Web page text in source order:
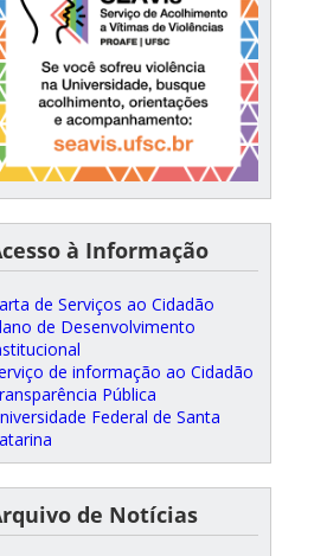
à Informação
de Serviços ao Cidadão
de Desenvolvimento
de informação ao Cidadão
Pública
Federal de Santa
de Notícias